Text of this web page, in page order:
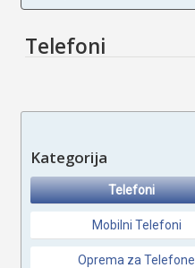
Telefoni
Kategorija
Telefoni
Mobilni Telefoni
Oprema za Telefone